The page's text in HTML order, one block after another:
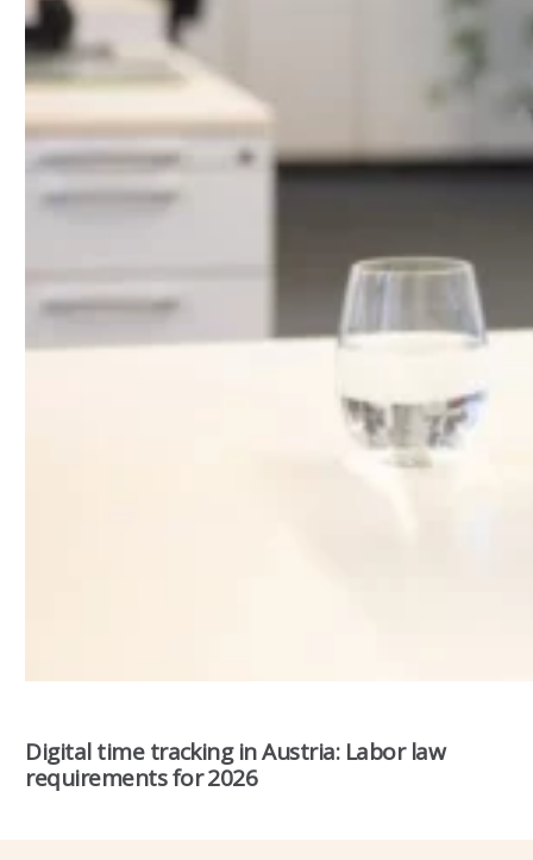
Digital time tracking in Austria: Labor law
requirements for 2026